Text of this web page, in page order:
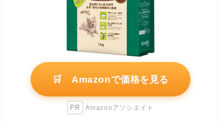
🛒 Amazonで価格を見る
PR Amazonアソシエイト